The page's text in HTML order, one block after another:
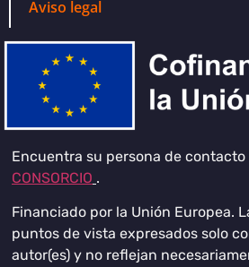
Aviso legal
Encuentra su persona de
CONSORCIO .
Financiado por la Unión Europea.
puntos de vista expresados solo
autor(es) y no reflejan